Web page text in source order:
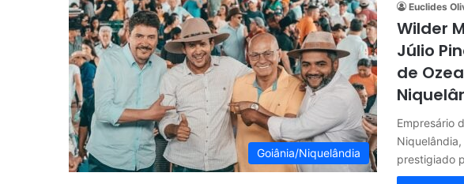
Goiânia/Niquelândia
Euclides
Wilder
Júlio
de
Empresário
prestigiado